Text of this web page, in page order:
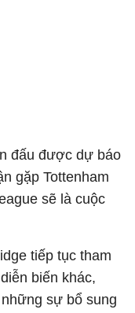
đấu được dự báo
gặp Tottenham
sẽ là cuộc
tiếp tục tham
biến khác,
sự bổ sung